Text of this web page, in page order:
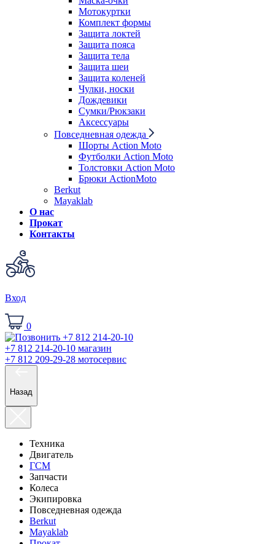
Мотокуртки
Комплект формы
Защита локтей
Защита пояса
Защита тела
Защита шеи
Защита коленей
Чулки, носки
Дождевики
Сумки/Рюкзаки
Аксессуары
Повседневная одежда
Шорты Action Moto
Футболки Action Moto
Толстовки Action Moto
Брюки ActionMoto
Berkut
Mayaklab
О нас
Прокат
Контакты
Вход
0
+7 812 214-20-10 магазин
+7 812 209-29-28 мотосервис
Назад
Техника
Двигатель
ГСМ
Запчасти
Колеса
Экипировка
Повседневная одежда
Berkut
Mayaklab